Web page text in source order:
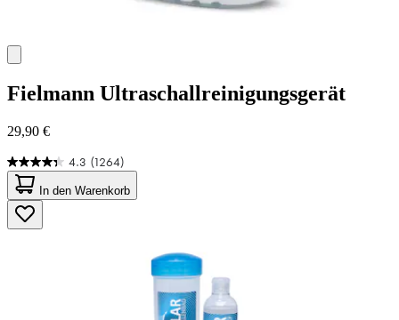
Fielmann Ultraschallreinigungsgerät
29,90 €
4.3 (1264)
4.3
von
5
Sternen.
1264
In den Warenkorb